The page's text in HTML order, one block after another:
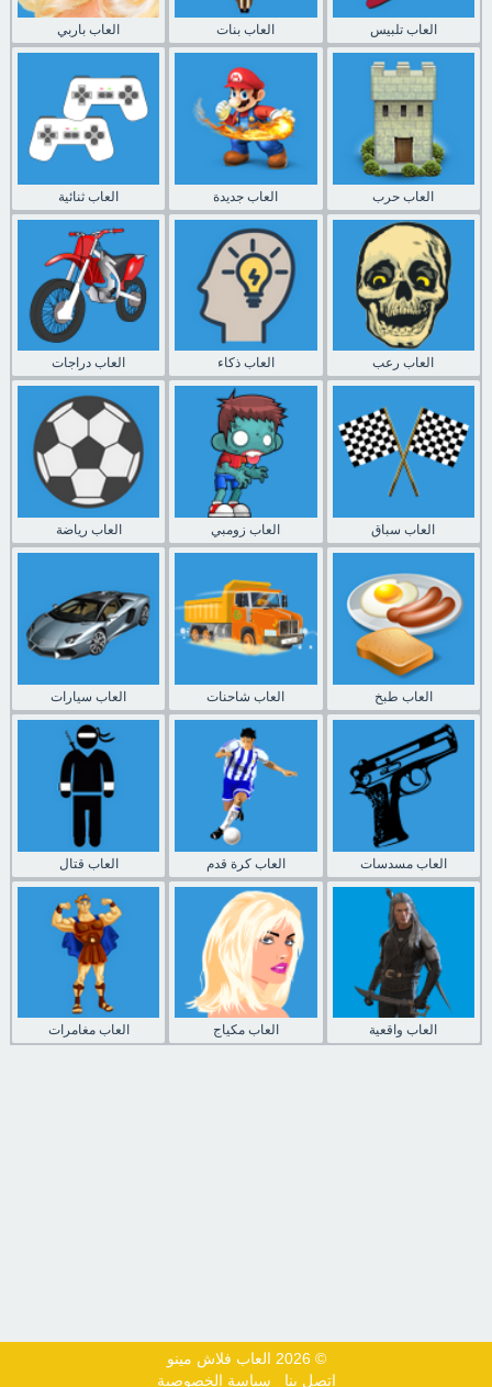
العاب باربي العاب بنات العاب تلبيس
العاب ثنائية العاب جديدة العاب حرب
العاب دراجات العاب ذكاء العاب رعب
العاب رياضة العاب زومبي العاب سباق
العاب سيارات العاب شاحنات العاب طبخ
العاب قتال العاب كرة قدم العاب مسدسات
العاب مغامرات العاب مكياج العاب واقعية
© 2026 العاب فلاش مينو
اتصل بنا
سياسة الخصوصية